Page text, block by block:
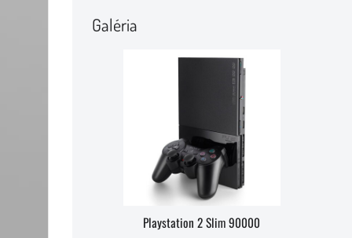
Galéria
Playstation 2 Slim 90000